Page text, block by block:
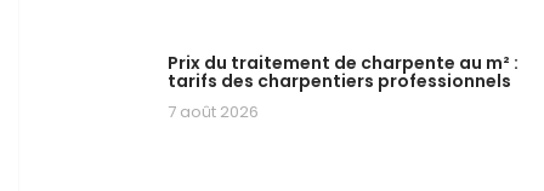
Prix du traitement de charpente au m² :
tarifs des charpentiers professionnels
7 août 2026